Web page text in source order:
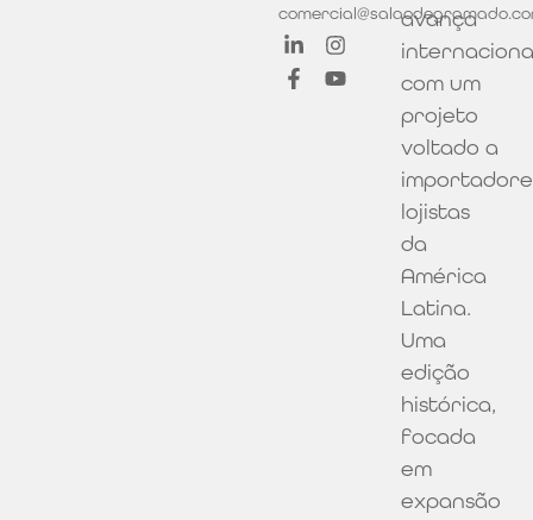
avança
com um
projeto
voltado a
lojistas
da
América
Latina.
Uma
edição
histórica,
focada
em
expansão